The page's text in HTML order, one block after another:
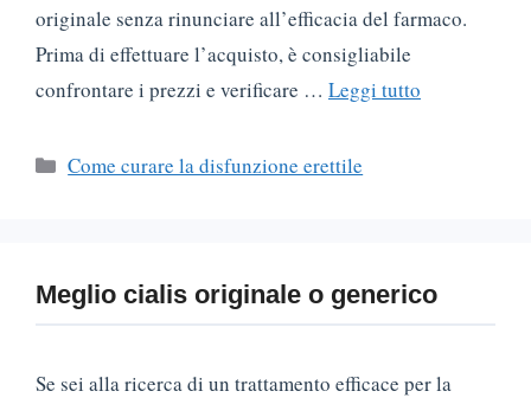
originale senza rinunciare all’efficacia del farmaco.
Prima di effettuare l’acquisto, è consigliabile
confrontare i prezzi e verificare … Leggi tutto
Categorie
Come curare la disfunzione erettile
Meglio cialis originale o generico
Se sei alla ricerca di un trattamento efficace per la